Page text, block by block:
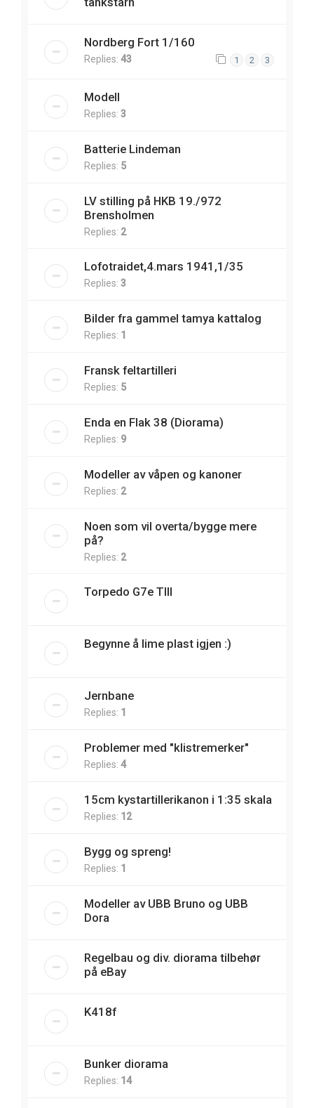
Nordberg Fort 1/160
Replies: 43 1 2 3
Modell
Replies: 3
Batterie Lindeman
Replies: 5
LV stilling på HKB 19./972
Brensholmen
Replies: 2
Lofotraidet,4.mars 1941,1/35
Replies: 3
Bilder fra gammel tamya kattalog
Replies: 1
Fransk feltartilleri
Replies: 5
Enda en Flak 38 (Diorama)
Replies: 9
Modeller av våpen og kanoner
Replies: 2
Noen som vil overta/bygge mere
på?
Replies: 2
Torpedo G7e TIII
Begynne å lime plast igjen :)
Jernbane
Replies: 1
Problemer med "klistremerker"
Replies: 4
15cm kystartillerikanon i 1:35 skala
Replies: 12
Bygg og spreng!
Replies: 1
Modeller av UBB Bruno og UBB
Dora
Regelbau og div. diorama tilbehør
på eBay
K418f
Bunker diorama
Replies: 14